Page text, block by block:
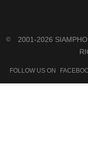
©
2001-2026
FOLLOW US ON